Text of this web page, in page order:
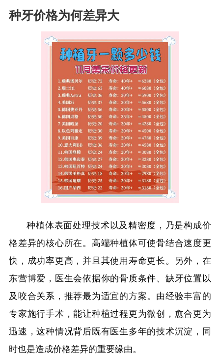
种牙价格为何差异大
种植体表面处理技术以及精密度，乃是构成价
格差异的核心所在。高端种植体可使骨结合速度更
快，成功率更高，并且其使用寿命更长。另外，在
东营博爱，医生会依据你的骨质条件、缺牙位置以
及咬合关系，推荐最为适宜的方案。由经验丰富的
专家施行手术，能让种植过程更为微创，愈合更为
迅速，这种情况背后既有医生多年的技术沉淀，同
时也是造成价格差异的重要缘由。